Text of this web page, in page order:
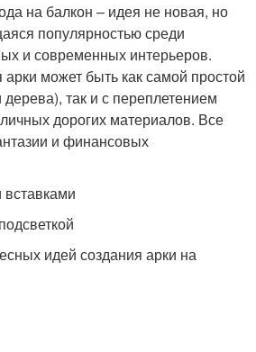
на балкон – идея не новая, но
популярностью среди
и современных интерьеров.
может быть как самой простой
дерева), так и с переплетением
дорогих материалов. Все
и финансовых
идей создания арки на